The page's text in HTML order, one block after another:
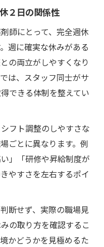
２日の関係性
師にとって、完全週休
週に確実な休みがある
の両立がしやすくなり
は、スタッフ同士がサ
できる体制を整えてい
フト調整のしやすさな
ごとに異なります。例
」「研修や昇給制度が
やすさを左右するポイ
断せず、実際の職場見
の取り方を確認するこ
かどうかを見極めるた